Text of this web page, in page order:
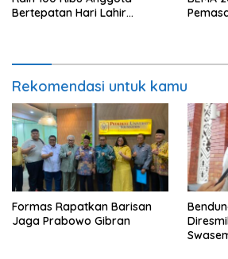
Bertepatan Hari Lahir
Rekomendasi untuk kamu
Formas Rapatkan Barisan
Jaga Prabowo Gibran